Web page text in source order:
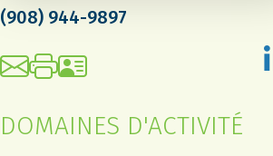
(908) 944-9897
DOMAINES D'ACTIVITÉ